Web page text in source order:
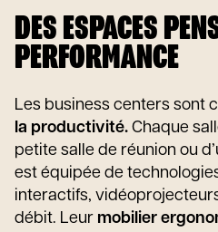
DES ESPACES
PERFORMANCE
Les business centers sont
la productivité. Chaque
petite salle de réunion ou
est équipée de
interactifs,
débit. Leur mobilier